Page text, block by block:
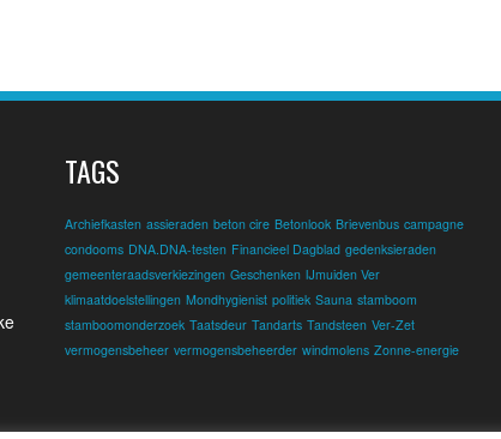
TAGS
Archiefkasten assieraden beton cire Betonlook Brievenbus campagne
condooms DNA.DNA-testen Financieel Dagblad gedenksieraden
gemeenteraadsverkiezingen Geschenken IJmuiden Ver
klimaatdoelstellingen Mondhygienist politiek Sauna stamboom
stamboomonderzoek Taatsdeur Tandarts Tandsteen Ver-Zet
vermogensbeheer vermogensbeheerder windmolens Zonne-energie